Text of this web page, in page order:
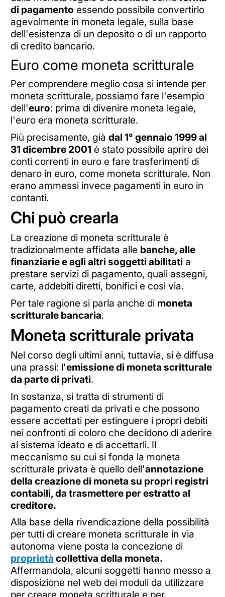
di pagamento essendo possibile convertirlo
agevolmente in moneta legale, sulla base
dell'esistenza di un deposito o di un rapporto
di credito bancario.
Euro come moneta scritturale
Per comprendere meglio cosa si intende per
moneta scritturale, possiamo fare l'esempio
dell'euro: prima di divenire moneta legale,
l'euro era moneta scritturale.
Più precisamente, già dal 1° gennaio 1999 al
31 dicembre 2001 è stato possibile aprire dei
conti correnti in euro e fare trasferimenti di
denaro in euro, come moneta scritturale. Non
erano ammessi invece pagamenti in euro in
contanti.
Chi può crearla
La creazione di moneta scritturale è
tradizionalmente affidata alle banche, alle
finanziarie e agli altri soggetti abilitati a
prestare servizi di pagamento, quali assegni,
carte, addebiti diretti, bonifici e così via.
Per tale ragione si parla anche di moneta
scritturale bancaria.
Moneta scritturale privata
Nel corso degli ultimi anni, tuttavia, si è diffusa
una prassi: l'emissione di moneta scritturale
da parte di privati.
In sostanza, si tratta di strumenti di
pagamento creati da privati e che possono
essere accettati per estinguere i propri debiti
nei confronti di coloro che decidono di aderire
al sistema ideato e di accettarli. Il
meccanismo su cui si fonda la moneta
scritturale privata è quello dell'annotazione
della creazione di moneta su propri registri
contabili, da trasmettere per estratto al
creditore.
Alla base della rivendicazione della possibilità
per tutti di creare moneta scritturale in via
autonoma viene posta la concezione di
proprietà collettiva della moneta.
Affermandola, alcuni soggetti hanno messo a
disposizione nel web dei moduli da utilizzare